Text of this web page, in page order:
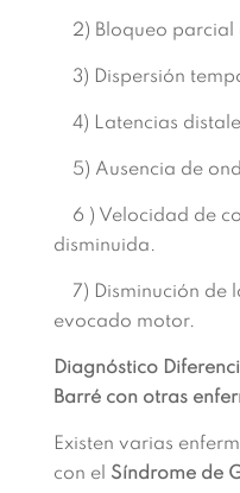
2) Bloqueo parcial
3) Dispersión
4) Latencias
5) Ausencia de
6 ) Velocidad de
disminuida.
7) Disminución de
evocado motor.
Diagnóstico
Barré con otras
Existen varias
con el Síndrome de